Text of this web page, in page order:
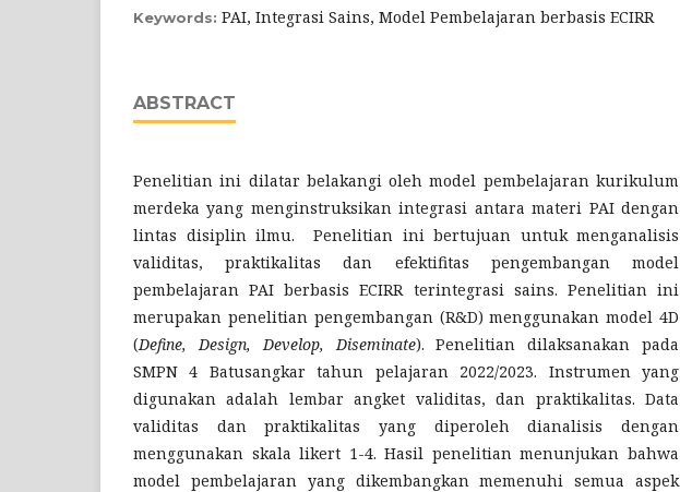
Keywords: PAI, Integrasi Sains, Model Pembelajaran berbasis ECIRR
ABSTRACT
Penelitian ini dilatar belakangi oleh model pembelajaran kurikulum
merdeka yang menginstruksikan integrasi antara materi PAI dengan
lintas disiplin ilmu. Penelitian ini bertujuan untuk menganalisis
validitas, praktikalitas dan efektifitas pengembangan model
pembelajaran PAI berbasis ECIRR terintegrasi sains. Penelitian ini
merupakan penelitian pengembangan (R&D) menggunakan model 4D
(Define, Design, Develop, Diseminate). Penelitian dilaksanakan pada
SMPN 4 Batusangkar tahun pelajaran 2022/2023. Instrumen yang
digunakan adalah lembar angket validitas, dan praktikalitas. Data
validitas dan praktikalitas yang diperoleh dianalisis dengan
menggunakan skala likert 1-4. Hasil penelitian menunjukan bahwa
model pembelajaran yang dikembangkan memenuhi semua aspek